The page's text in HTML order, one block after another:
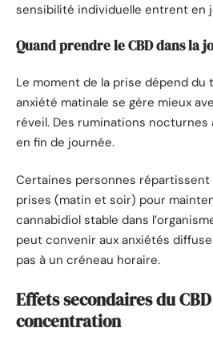
sensibilité individuelle entrent en
Quand prendre le CBD dans la
Le moment de la prise dépend du
anxiété matinale se gère mieux
réveil. Des ruminations nocturnes
en fin de journée.
Certaines personnes répartissent
prises (matin et soir) pour
cannabidiol stable dans
peut convenir aux anxiétés
pas à un créneau horaire.
Effets secondaires du
concentration